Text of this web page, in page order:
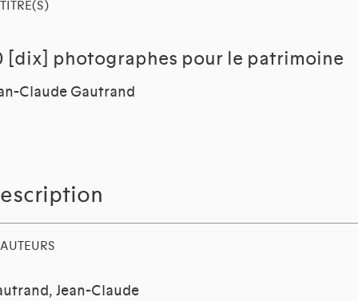
TITRE(S)
[dix] photographes pour le patrimoine
Claude Gautrand
AUTEURS
Jean-Claude